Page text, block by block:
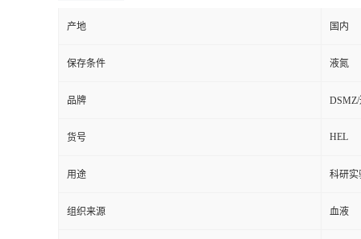
产地 国内
保存条件 液氮
品牌
货号 HEL
用途 科研实
组织来源 血液